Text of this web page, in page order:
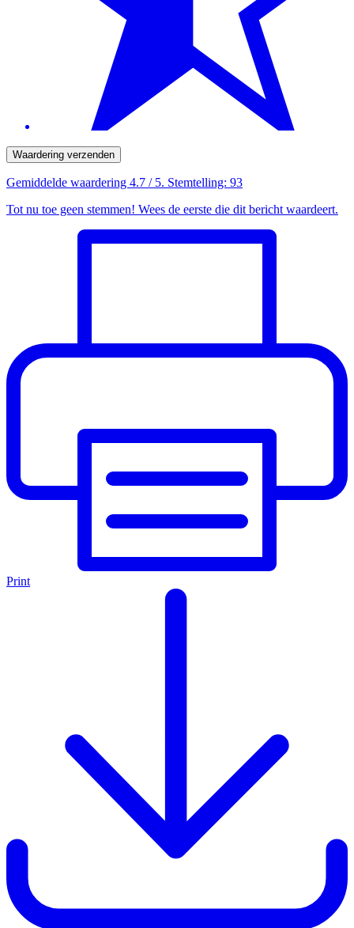
Waardering verzenden
Gemiddelde waardering 4.7 / 5. Stemtelling: 93
Tot nu toe geen stemmen! Wees de eerste die dit bericht waardeert.
Print